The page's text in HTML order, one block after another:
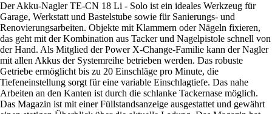
Der Akku-Nagler TE-CN 18 Li - Solo ist ein ideales Werkzeug für
Garage, Werkstatt und Bastelstube sowie für Sanierungs- und
Renovierungsarbeiten. Objekte mit Klammern oder Nägeln fixieren,
das geht mit der Kombination aus Tacker und Nagelpistole schnell von
der Hand. Als Mitglied der Power X-Change-Familie kann der Nagler
mit allen Akkus der Systemreihe betrieben werden. Das robuste
Getriebe ermöglicht bis zu 20 Einschläge pro Minute, die
Tiefeneinstellung sorgt für eine variable Einschlagtiefe. Das nahe
Arbeiten an den Kanten ist durch die schlanke Tackernase möglich.
Das Magazin ist mit einer Füllstandsanzeige ausgestattet und gewährt